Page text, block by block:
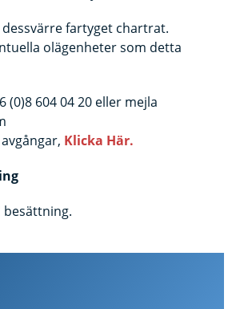
fartyget chartrat.
olägenheter som detta
(0)8 604 04 20 eller mejla
Klicka Här.
besättning.